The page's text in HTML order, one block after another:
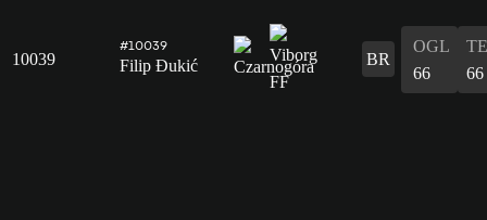
10039
#10039
Filip Đukić BR
OGL
66
66